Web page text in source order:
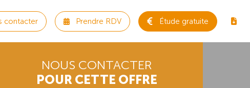
contacter Prendre RDV Étude gratuite
NOUS CONTACTER
POUR CETTE OFFRE